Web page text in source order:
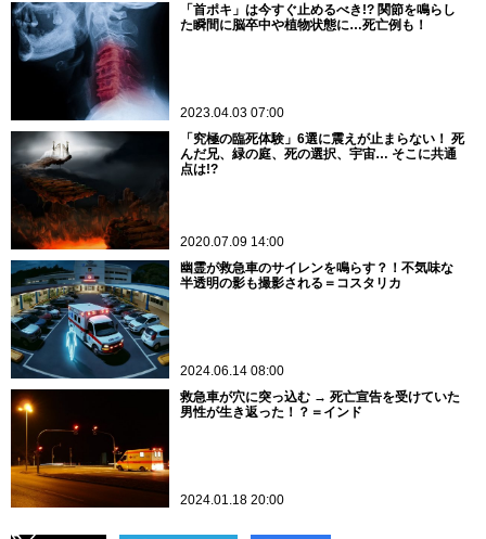
「首ポキ」は今すぐ止めるべき!? 関節を鳴らし
た瞬間に脳卒中や植物状態に…死亡例も！
2023.04.03 07:00
「究極の臨死体験」6選に震えが止まらない！ 死
んだ兄、緑の庭、死の選択、宇宙… そこに共通
点は!?
2020.07.09 14:00
幽霊が救急車のサイレンを鳴らす？！不気味な
半透明の影も撮影される＝コスタリカ
2024.06.14 08:00
救急車が穴に突っ込む → 死亡宣告を受けていた
男性が生き返った！？＝インド
2024.01.18 20:00